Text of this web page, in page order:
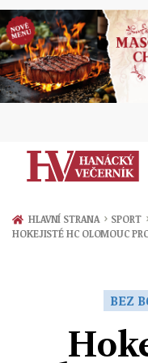
Zprávy
Ekonomika
HLAVNÍ STRANA › SPORT
HOKEJISTÉ HC OLOMOUC
BEZ